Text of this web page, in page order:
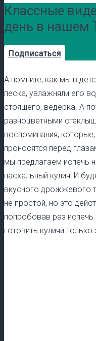
Классные
день в нашем
Подписаться
А помните, как мы в
песка, увлажняли его
стоящего, ведерка. А
разноцветными
воспоминания,
проносятся перед
мы предлагаем испечь
пасхальный кулич! И
вкусного дрожжевого
не простой, но это
попробовав раз испечь
готовить куличи